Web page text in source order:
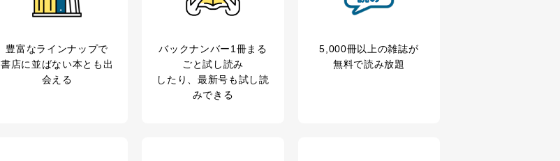
豊富なラインナップで
書店に並ばない本とも出
会える
バックナンバー1冊まる
ごと試し読み
したり、最新号も試し読
みできる
5,000冊以上の雑誌が
無料で読み放題